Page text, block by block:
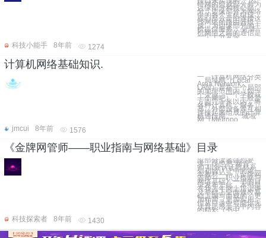
特网的组成部分分为
边缘部分和核心部
分；边缘部分为网络
中的各个主机组成，
核心部分是由连接这
些网络的路由器组
成，为边缘部分的主
机提供服务； 计算
机网络之间的通信是
一个十分复杂
科技小能手
8年前 1274
计算机网络基础知识.
一、计算机网络分类
局域网（Local
Area Network，
LAN）是在一个局部
的地理范围内（如一
个企业、一个学校或
一个网吧），一般是
方圆几千米以内，将
各种计算机、服务
器、外部设备等互相
连接起来组成的计算
机通信网。 城域
网（Metropo
jmcui
8年前 1576
《金牌网管师——职业指南与网络基础》目录
应部分读者强烈要
求，现也把“网管
师”职业认证教材系
列初级认证中的第一
本教材——《金牌网
管师——职业指南与
网络基础》一书的目
录发布于此。本书是
在我去年网上培训讲
义基础上全面修改基
础上编写而成的，更
加精简，更加实用。
但从目录中可能你无
法真正感受书中内容
的精彩（书中
科技探索者
8年前 1430